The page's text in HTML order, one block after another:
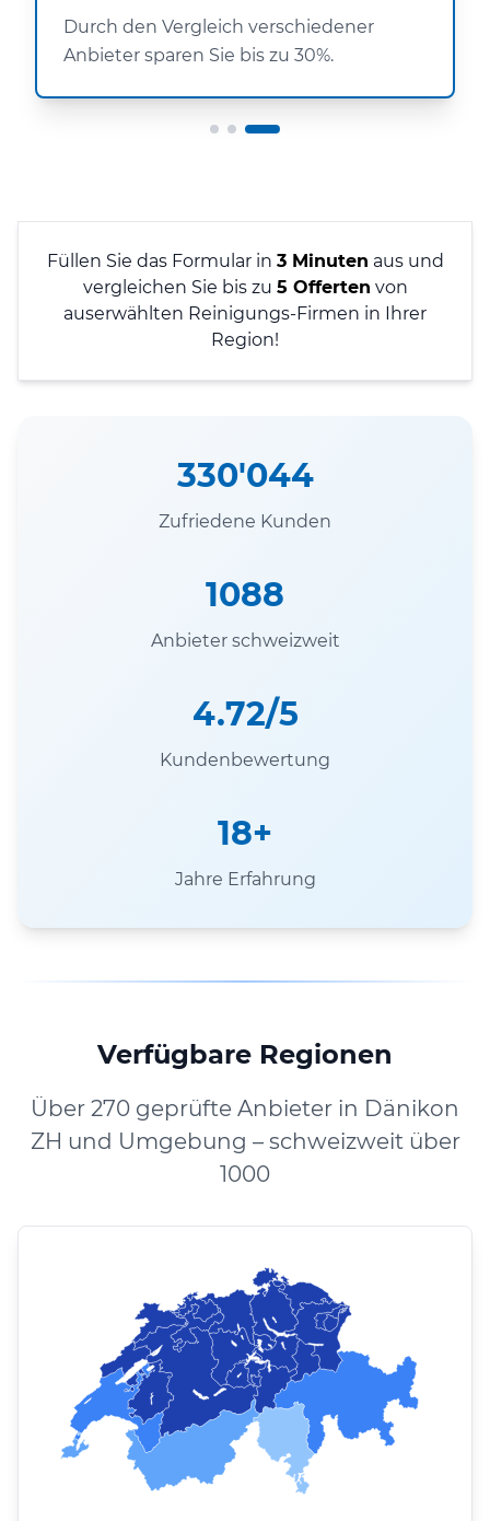
Durch den Vergleich verschiedener
Anbieter sparen Sie bis zu 30%.
Füllen Sie das Formular in 3 Minuten aus und
vergleichen Sie bis zu 5 Offerten von
auserwählten Reinigungs-Firmen in Ihrer
Region!
330'044
Zufriedene Kunden
1088
Anbieter schweizweit
4.72/5
Kundenbewertung
18+
Jahre Erfahrung
Verfügbare Regionen
Über 270 geprüfte Anbieter in Dänikon
ZH und Umgebung – schweizweit über
1000